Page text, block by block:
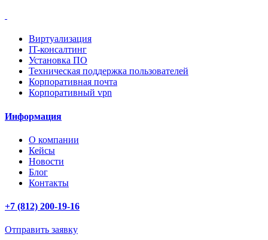
Виртуализация
IT-консалтинг
Установка ПО
Техническая поддержка пользователей
Корпоративная почта
Корпоративный vpn
Информация
О компании
Кейсы
Новости
Блог
Контакты
+7 (812) 200-19-16
Отправить заявку